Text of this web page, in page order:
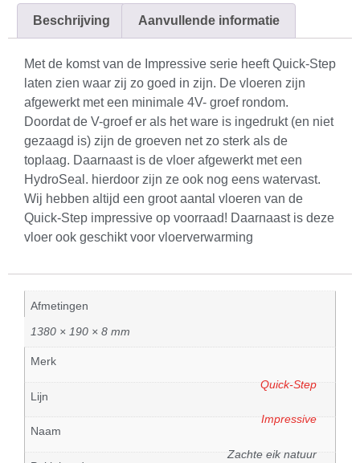
Beschrijving Aanvullende informatie
Met de komst van de Impressive serie heeft Quick-Step
laten zien waar zij zo goed in zijn. De vloeren zijn
afgewerkt met een minimale 4V- groef rondom.
Doordat de V-groef er als het ware is ingedrukt (en niet
gezaagd is) zijn de groeven net zo sterk als de
toplaag. Daarnaast is de vloer afgewerkt met een
HydroSeal. hierdoor zijn ze ook nog eens watervast.
Wij hebben altijd een groot aantal vloeren van de
Quick-Step impressive op voorraad! Daarnaast is deze
vloer ook geschikt voor vloerverwarming
Afmetingen
1380 × 190 × 8 mm
Merk
Quick-Step
Lijn
Impressive
Naam
Zachte eik natuur